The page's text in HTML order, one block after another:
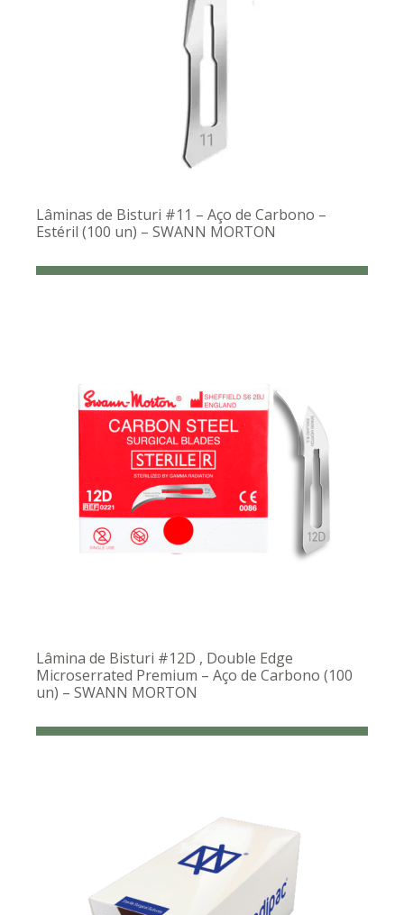
Lâminas de Bisturi #11 – Aço de Carbono –
Estéril (100 un) – SWANN MORTON
Lâmina de Bisturi #12D , Double Edge
Microserrated Premium – Aço de Carbono (100
un) – SWANN MORTON